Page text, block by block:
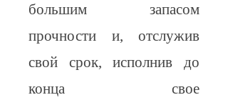
большим запасом
прочности и, отслужив
свой срок, исполнив до
конца свое